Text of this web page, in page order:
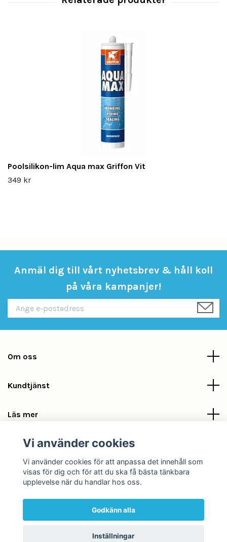
Poolsilikon-lim Aqua max Griffon Vit
349 kr
Anmäl dig till vårt nyhetsbrev & håll koll
på våra kampanjer!
Om oss
Kundtjänst
Läs mer
Sociala medier
© 2026 POOLKLOR.COM
Vi använder cookies
Vi använder cookies för att anpassa det innehåll som
visas för dig och för att du ska få bästa tänkbara
upplevelse när du handlar hos oss.
Godkänn alla
Inställningar